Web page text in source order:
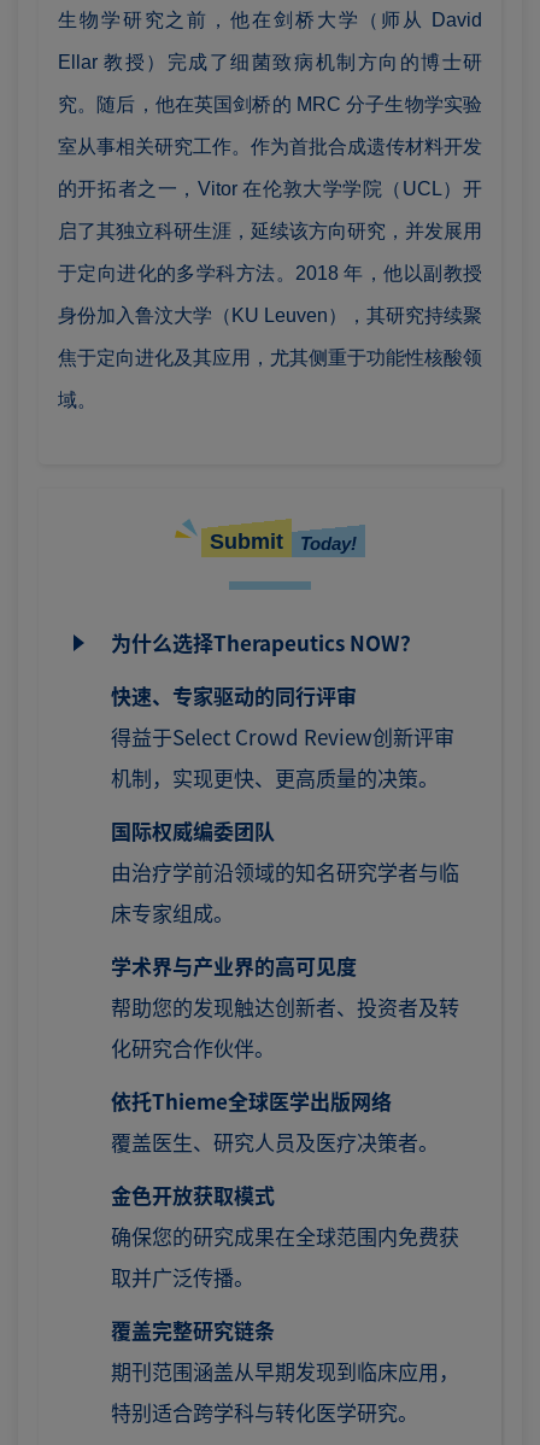
生物学研究之前，他在剑桥大学（师从 David
Ellar 教授）完成了细菌致病机制方向的博士研
究。随后，他在英国剑桥的 MRC 分子生物学实验
室从事相关研究工作。作为首批合成遗传材料开发
的开拓者之一，Vitor 在伦敦大学学院（UCL）开
启了其独立科研生涯，延续该方向研究，并发展用
于定向进化的多学科方法。2018 年，他以副教授
身份加入鲁汶大学（KU Leuven），其研究持续聚
焦于定向进化及其应用，尤其侧重于功能性核酸领
域。
Submit Today!
为什么选择Therapeutics NOW？
快速、专家驱动的同行评审
得益于Select Crowd Review创新评审
机制，实现更快、更高质量的决策。
国际权威编委团队
由治疗学前沿领域的知名研究学者与临
床专家组成。
学术界与产业界的高可见度
帮助您的发现触达创新者、投资者及转
化研究合作伙伴。
依托Thieme全球医学出版网络
覆盖医生、研究人员及医疗决策者。
金色开放获取模式
确保您的研究成果在全球范围内免费获
取并广泛传播。
覆盖完整研究链条
期刊范围涵盖从早期发现到临床应用，
特别适合跨学科与转化医学研究。